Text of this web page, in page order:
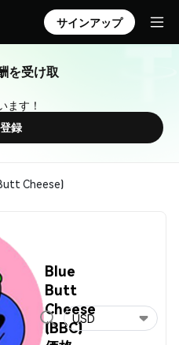
サインアップ
を受け取
ます！
登録
Cheese)
Blue
Butt
Cheese
(BBC)USD